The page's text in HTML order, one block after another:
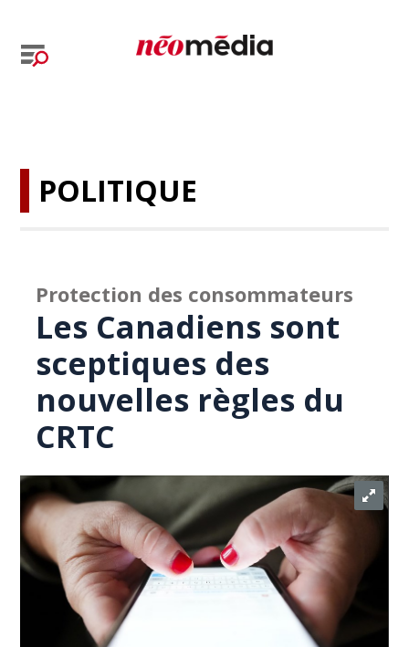
POLITIQUE
Protection des consommateurs
Les Canadiens sont
sceptiques des
nouvelles règles du
CRTC